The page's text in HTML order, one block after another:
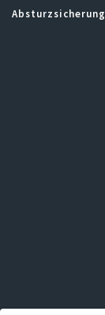
Absturzsicherung